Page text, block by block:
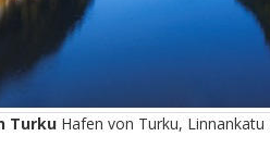
Turku Hafen von Turku, Linnankatu